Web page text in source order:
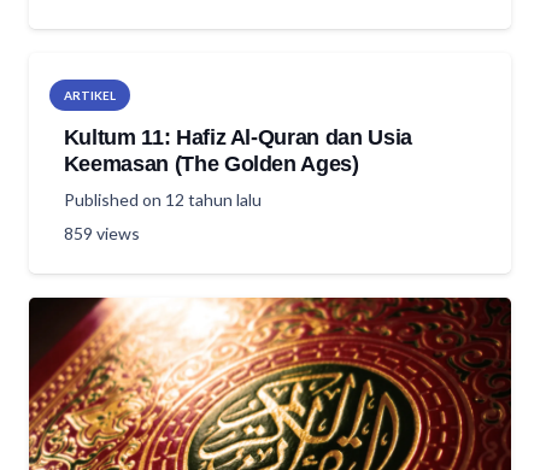
ARTIKEL
Kultum 11: Hafiz Al-Quran dan Usia
Keemasan (The Golden Ages)
Published on 12 tahun lalu
859 views